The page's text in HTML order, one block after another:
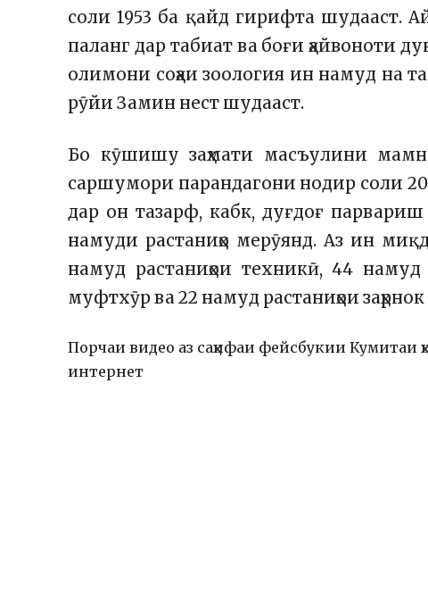
соли 1953 ба қайд гирифта шудааст.
паланг дар табиат ва боғи ҳайвоноти
олимони соҳаи зоология ин намуд на
рӯйи Замин нест шудааст.
Бо кӯшишу заҳмати масъулини
саршумори парандагони нодир соли
дар он тазарф, кабк, дуғдоғ
намуди растаниҳо мерӯянд. Аз ин
намуд растаниҳои техникӣ, 44 намуд
муфтхӯр ва 22 намуд растаниҳои
Порчаи видео аз саҳифаи фейсбукии Кумитаи
интернет